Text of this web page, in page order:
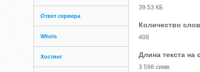
Ответ сервера
Whois
Хостинг
39.53 КБ
Количество слов
408
Длина текста на
3 598 симв.